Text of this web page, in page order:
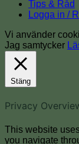
Tips & Råd
Logga in /
Vi använder
Jag samtycker
Stäng
Privacy
This website
you navigate